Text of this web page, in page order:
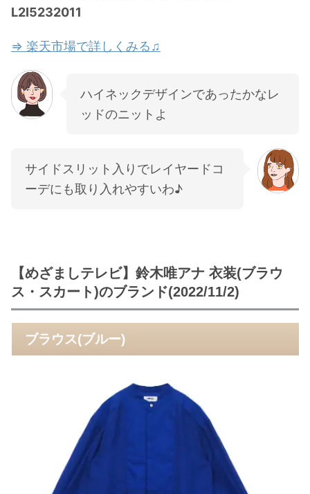
L2I5232011
⇒ 楽天市場で詳しくみる♫
ハイネックデザインであったかなレ
ッドのニットよ
サイドスリット入りでレイヤードコ
ーデにも取り入れやすいわ♪
【めざましテレビ】鈴木唯アナ 衣装(ブラウ
ス・スカート)のブランド(2022/11/2)
ブラウス(ブルー)